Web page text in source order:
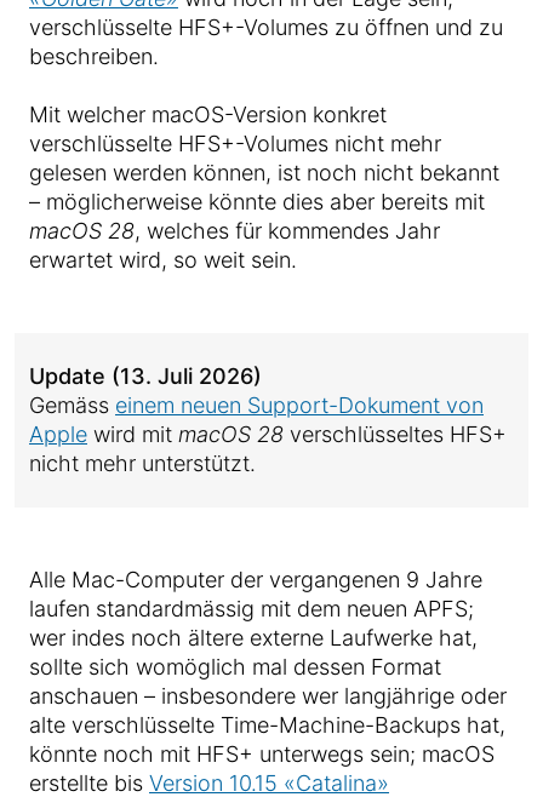
verschlüsselte HFS+-Volumes zu öffnen und zu
beschreiben.
Mit welcher macOS-Version konkret
verschlüsselte HFS+-Volumes nicht mehr
gelesen werden können, ist noch nicht bekannt
– möglicherweise könnte dies aber bereits mit
macOS 28, welches für kommendes Jahr
erwartet wird, so weit sein.
Update (13. Juli 2026)
Gemäss einem neuen Support-Dokument von
Apple wird mit macOS 28 verschlüsseltes HFS+
nicht mehr unterstützt.
Alle Mac-Computer der vergangenen 9 Jahre
laufen standardmässig mit dem neuen APFS;
wer indes noch ältere externe Laufwerke hat,
sollte sich womöglich mal dessen Format
anschauen – insbesondere wer langjährige oder
alte verschlüsselte Time-Machine-Backups hat,
könnte noch mit HFS+ unterwegs sein; macOS
erstellte bis Version 10.15 «Catalina»